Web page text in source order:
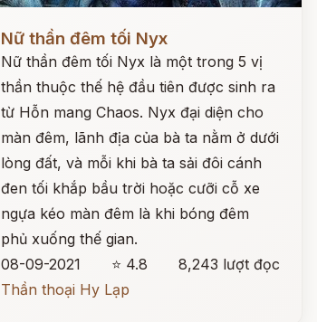
Nữ thần đêm tối Nyx
Nữ thần đêm tối Nyx là một trong 5 vị
thần thuộc thế hệ đầu tiên được sinh ra
từ Hỗn mang Chaos. Nyx đại diện cho
màn đêm, lãnh địa của bà ta nằm ở dưới
lòng đất, và mỗi khi bà ta sải đôi cánh
đen tối khắp bầu trời hoặc cưỡi cỗ xe
ngựa kéo màn đêm là khi bóng đêm
phủ xuống thế gian.
08-09-2021
⭐ 4.8
8,243 lượt đọc
Thần thoại Hy Lạp